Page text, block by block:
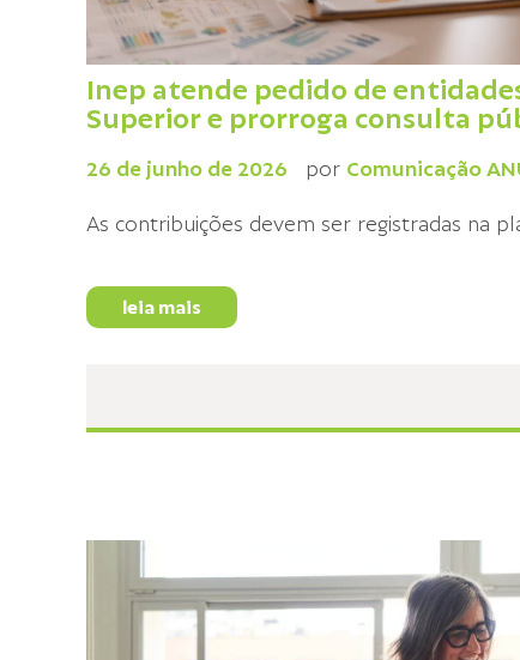
Inep atende pedido de
Superior e prorroga consulta
26 de junho de 2026 por Comunicação
As contribuições devem ser registradas na
leia mais